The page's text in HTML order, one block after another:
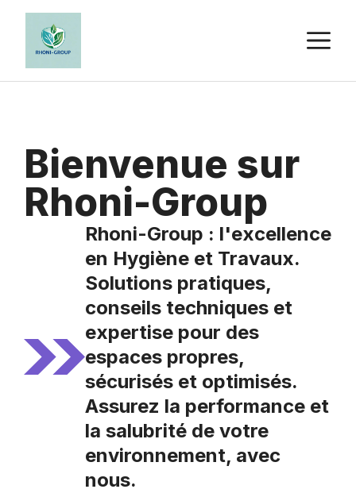
Aller
contenu
Bienvenue sur
Rhoni-Group
Rhoni-Group : l'excellence
en Hygiène et Travaux.
Solutions pratiques,
conseils techniques et
expertise pour des
espaces propres,
sécurisés et optimisés.
Assurez la performance et
la salubrité de votre
environnement, avec
nous.